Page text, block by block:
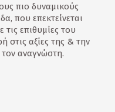
πιο δυναμικούς
που επεκτείνεται
επιθυμίες του
στις αξίες της & την
αναγνώστη.